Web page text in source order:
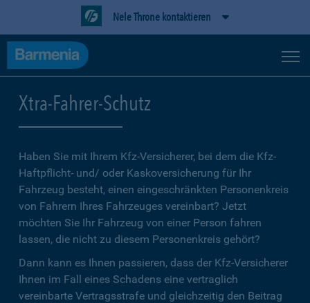
Nele Throne kontaktieren
Xtra-Fahrer-Schutz
Haben Sie mit Ihrem Kfz-Versicherer, bei dem die Kfz-
Haftpflicht- und/ oder Kaskoversicherung für Ihr
Fahrzeug besteht, einen eingeschränkten Personenkreis
von Fahrern Ihres Fahrzeuges vereinbart? Jetzt
möchten Sie Ihr Fahrzeug von einer Person fahren
lassen, die nicht zu diesem Personenkreis gehört?
Dann kann es Ihnen passieren, dass der Kfz-Versicherer
Ihnen im Fall eines Schadens eine vertraglich
vereinbarte Vertragsstrafe und gleichzeitig den Beitrag